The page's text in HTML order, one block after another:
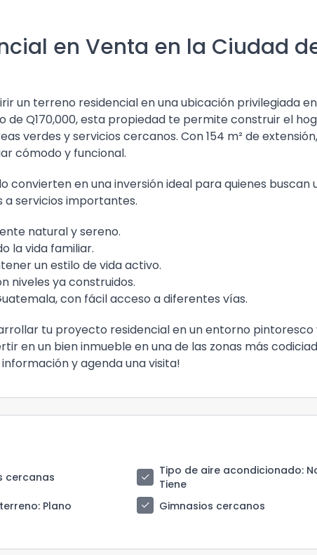
en Venta en la Ciudad
un terreno residencial en una ubicación privilegiada
de Q170,000, esta propiedad te permite construir el
verdes y servicios cercanos. Con 154 m² de extensión,
cómodo y funcional.
en una inversión ideal para quienes buscan
servicios importantes.
natural y sereno.
la vida familiar.
un estilo de vida activo.
niveles ya construidos.
con fácil acceso a diferentes vías.
tu proyecto residencial en un entorno pintoresco
en un bien inmueble en una de las zonas más
y agenda una visita!
cercanas check Tipo de aire acondicionado:
Tiene
: Plano check
Gimnasios cercanos